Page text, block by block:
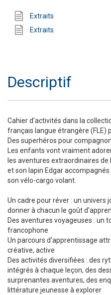
Extraits
Extraits
Descriptif
Cahier d'activités dans la
français langue étrangère (FLE)
Des superhéros pour
Les enfants vont vraiment
les aventures extraordinaires
et son lapin Edgar
son vélo-cargo volant.
Un cadre pour réver : un univers
donner à chacun le goût
Des aventures voyageuses : un
francophone
Un parcours d'apprentissage
créative, active
Des activités diversifiées : des
intégrés à chaque leçon, des
surprenantes aventures, des
littérature jeunesse à explorer